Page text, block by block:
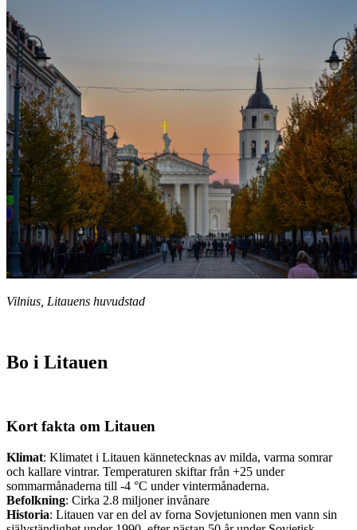
Vilnius, Litauens huvudstad
Bo i Litauen
Kort fakta om Litauen
Klimat: Klimatet i Litauen kännetecknas av milda, varma somrar
och kallare vintrar. Temperaturen skiftar från +25 under
sommarmånaderna till -4 °C under vintermånaderna.
Befolkning: Cirka 2.8 miljoner invånare
Historia: Litauen var en del av forna Sovjetunionen men vann sin